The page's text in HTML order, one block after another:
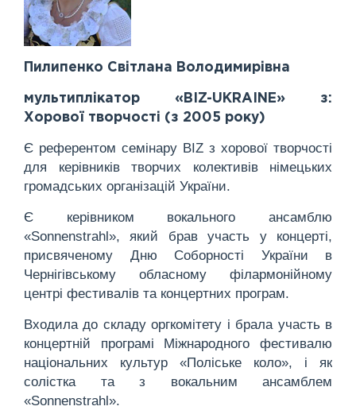
Пилипенко Світлана Володимирівна
мультиплікатор «BIZ-UKRAINE» з:
Хорової творчості (з 2005 року)
Є референтом семінару BIZ з хорової творчості
для керівників творчих колективів німецьких
громадських організацій України.
Є керівником вокального ансамблю
«Sonnenstrahl», який брав участь у концерті,
присвяченому Дню Соборності України в
Чернігівському обласному філармонійному
центрі фестивалів та концертних програм.
Входила до складу оргкомітету і брала участь в
концертній програмі Міжнародного фестивалю
національних культур «Поліське коло», і як
солістка та з вокальним ансамблем
«Sonnenstrahl».